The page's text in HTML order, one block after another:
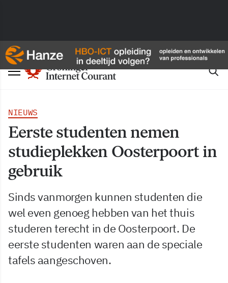
NIEUWS
Eerste studenten nemen
studieplekken Oosterpoort in
gebruik
Sinds vanmorgen kunnen studenten die
wel even genoeg hebben van het thuis
studeren terecht in de Oosterpoort. De
eerste studenten waren aan de speciale
tafels aangeschoven.